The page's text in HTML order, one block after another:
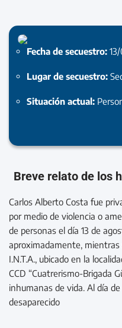
Fecha de secuestro:
Lugar de secuestro:
Situación actual:
Breve relato de los
Carlos Alberto Costa fue
por medio de violencia o
de personas el día 13 de
aproximadamente,
I.N.T.A., ubicado en la
CCD “Cuatrerismo-Brigada
inhumanas de vida. Al día
desaparecido